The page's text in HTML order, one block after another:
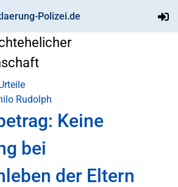
Polizei.de
Rudolph
Keine
bei
der Eltern